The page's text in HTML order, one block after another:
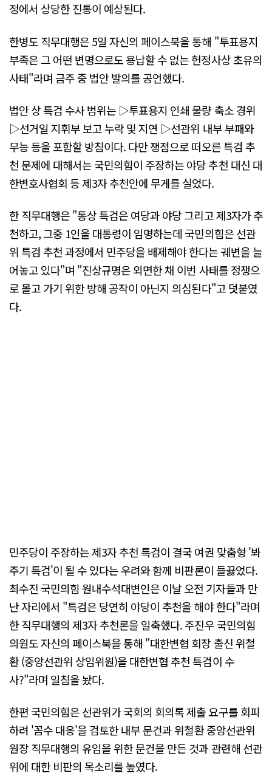
정에서 상당한 진통이 예상된다.
한병도 직무대행은 5일 자신의 페이스북을 통해 "투표용지
부족은 그 어떤 변명으로도 용납할 수 없는 헌정사상 초유의
사태"라며 금주 중 법안 발의를 공언했다.
법안 상 특검 수사 범위는 ▷투표용지 인쇄 물량 축소 경위
▷선거일 지휘부 보고 누락 및 지연 ▷선관위 내부 부패와
무능 등을 포함할 방침이다. 다만 쟁점으로 떠오른 특검 추
천 문제에 대해서는 국민의힘이 주장하는 야당 추천 대신 대
한변호사협회 등 제3자 추천안에 무게를 실었다.
한 직무대행은 "통상 특검은 여당과 야당 그리고 제3자가 추
천하고, 그중 1인을 대통령이 임명하는데 국민의힘은 선관
위 특검 추천 과정에서 민주당을 배제해야 한다는 궤변을 늘
어놓고 있다"며 "진상규명은 외면한 채 이번 사태를 정쟁으
로 몰고 가기 위한 방해 공작이 아닌지 의심된다"고 덧붙였
다.
민주당이 주장하는 제3자 추천 특검이 결국 여권 맞춤형 '봐
주기 특검'이 될 수 있다는 우려와 함께 비판론이 들끓었다.
최수진 국민의힘 원내수석대변인은 이날 오전 기자들과 만
난 자리에서 "특검은 당연히 야당이 추천을 해야 한다"라며
한 직무대행의 제3자 추천론을 일축했다. 주진우 국민의힘
의원도 자신의 페이스북을 통해 "대한변협 회장 출신 위철
환 (중앙선관위 상임위원)을 대한변협 추천 특검이 수
사?"라며 일침을 놨다.
한편 국민의힘은 선관위가 국회의 회의록 제출 요구를 회피
하려 '꼼수 대응'을 검토한 내부 문건과 위철환 중앙선관위
원장 직무대행의 유임을 위한 문건을 만든 것과 관련해 선관
위에 대한 비판의 목소리를 높였다.